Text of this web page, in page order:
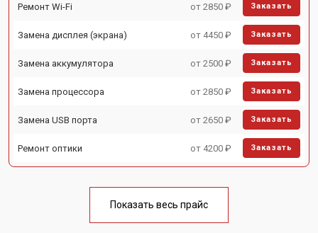
Ремонт Wi-Fi от 2850 ₽ Заказать
Замена дисплея (экрана) от 4450 ₽ Заказать
Замена аккумулятора от 2500 ₽ Заказать
Замена процессора от 2850 ₽ Заказать
Замена USB порта от 2650 ₽ Заказать
Ремонт оптики от 4200 ₽ Заказать
Показать весь прайс